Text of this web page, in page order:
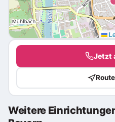
Jetzt
Weitere